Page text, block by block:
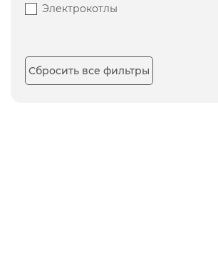
Электрокотлы
Сбросить все фильтры